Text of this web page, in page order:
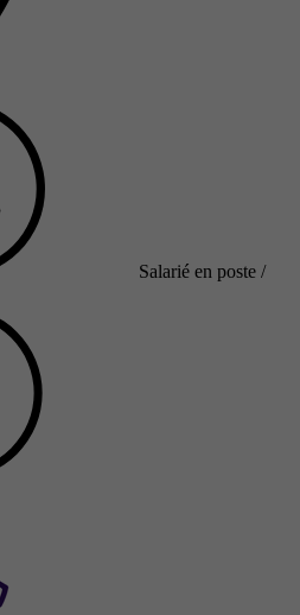
Salarié en poste /